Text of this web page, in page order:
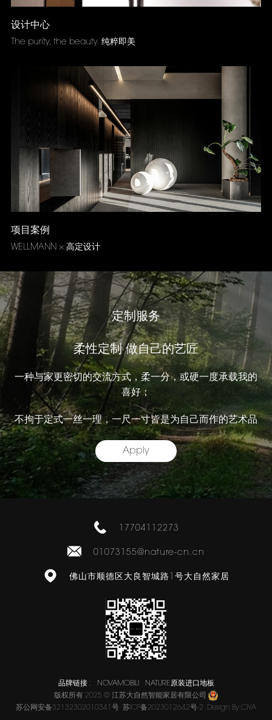
设计中心
The purity, the beauty. 纯粹即美
项目案例
WELLMANN × 高定设计
定制服务
柔性定制·做自己的艺匠
一种与家更密切的交流方式，柔一分，或硬一度承载我的
喜好；
不拘于定式一丝一理，一尺一寸皆是为自己而作的艺术品
Apply
17704112273
01073155@nature-cn.cn
佛山市顺德区大良智城路1号大自然家居
品牌链接 : NOVAMOBILI
NATURE原装进口地板
版权所有 2025 © 江苏大自然智能家居有限公司
苏公网安备32132302010341号 苏ICP备2023012642号-2 Design By:CIYA